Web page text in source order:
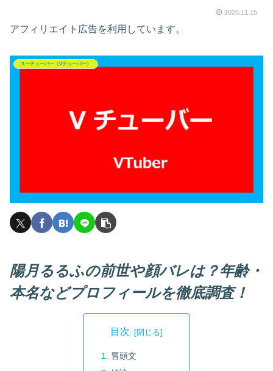
2025.11.15
アフィリエイト広告を利用しています。
ユーチューバー（Vチューバー）
陽月るるふの前世や顔バレは？年齢・
本名などプロフィールを徹底調査！
目次
冒頭文